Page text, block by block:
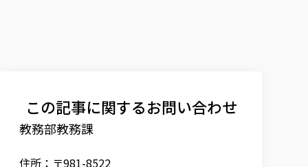
この記事に関するお問い合わせ
教務部教務課
住所：〒981-8522